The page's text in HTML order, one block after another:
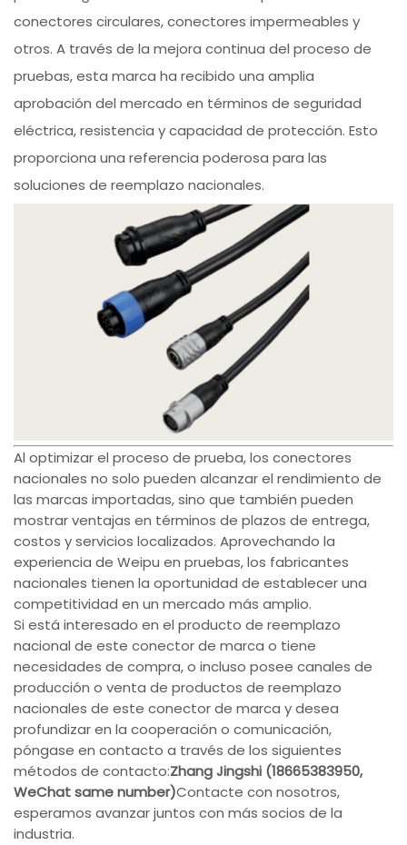
conectores circulares, conectores impermeables y
otros. A través de la mejora continua del proceso de
pruebas, esta marca ha recibido una amplia
aprobación del mercado en términos de seguridad
eléctrica, resistencia y capacidad de protección. Esto
proporciona una referencia poderosa para las
soluciones de reemplazo nacionales.
Al optimizar el proceso de prueba, los conectores
nacionales no solo pueden alcanzar el rendimiento de
las marcas importadas, sino que también pueden
mostrar ventajas en términos de plazos de entrega,
costos y servicios localizados. Aprovechando la
experiencia de Weipu en pruebas, los fabricantes
nacionales tienen la oportunidad de establecer una
competitividad en un mercado más amplio.
Si está interesado en el producto de reemplazo
nacional de este conector de marca o tiene
necesidades de compra, o incluso posee canales de
producción o venta de productos de reemplazo
nacionales de este conector de marca y desea
profundizar en la cooperación o comunicación,
póngase en contacto a través de los siguientes
métodos de contacto:Zhang Jingshi (18665383950,
WeChat same number)Contacte con nosotros,
esperamos avanzar juntos con más socios de la
industria.